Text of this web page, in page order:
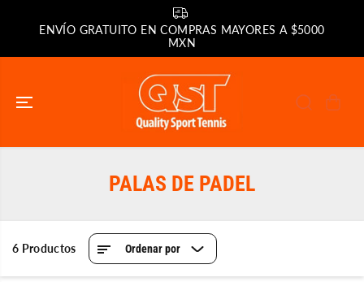
CONTENIDO
ENVÍO GRATUITO EN COMPRAS MAYORES A $5000
MXN
PALAS DE PADEL
6 Productos Ordenar por